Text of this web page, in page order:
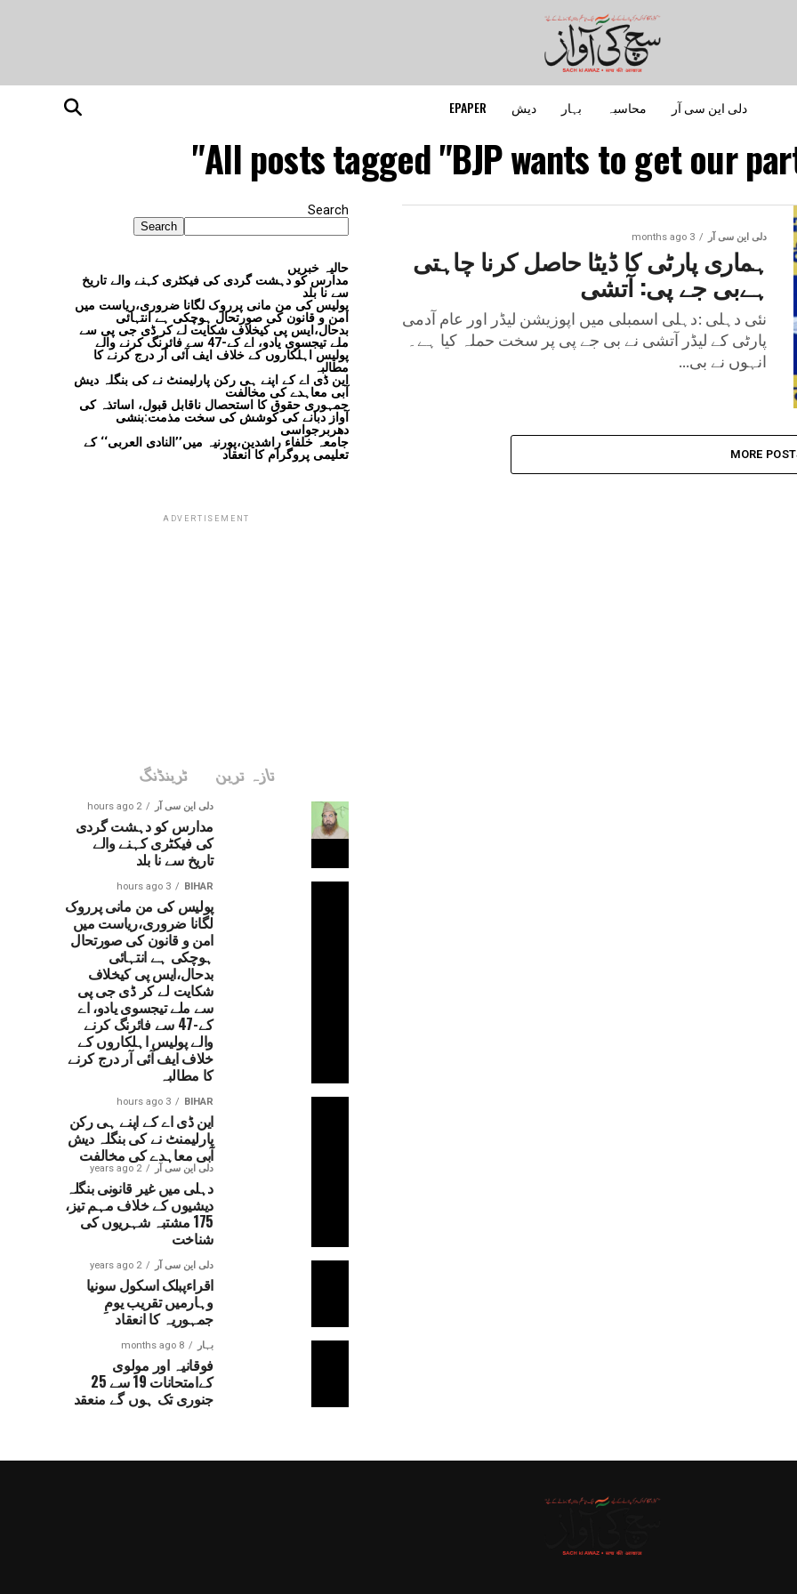
دلی این سی آر محاسبہ بہار دیش EPAPER
All posts tagged "BJP wants to get our
دلی این سی آر 3 months ago
ہماری پارٹی کا ڈیٹا حاصل کرنا چاہتی
ہےبی جے پی: آتشی
نئی دہلی :دہلی اسمبلی میں اپوزیشن لیڈر اور عام آدمی
پارٹی کے لیڈر آتشی نے بی جے پی پر سخت حملہ کیا ہے۔
انہوں نے بی...
MORE
Search
Search
حالیہ خبریں
مدارس کو دہشت گردی کی فیکٹری کہنے والے تاریخ
سے نا بلد
پولیس کی من مانی پرروک لگانا ضروری،ریاست میں
امن و قانون کی صورتحال ہوچکی ہے انتہائی
بدحال،ایس پی کیخلاف شکایت لے کر ڈی جی پی سے
ملے تیجسوی یادو، اے کے-47 سے فائرنگ کرنے والے
پولیس اہلکاروں کے خلاف ایف آئی آر درج کرنے کا
مطالبہ
این ڈی اے کے اپنے ہی رکن پارلیمنٹ نے کی بنگلہ دیش
آبی معاہدے کی مخالفت
جمہوری حقوق کا استحصال ناقابل قبول، اساتذہ کی
آواز دبانے کی کوشش کی سخت مذمت:بنشی
دھربرجواسی
جامعہ خلفاء راشدین،پورنیہ میں’’النادی العربی‘‘ کے
تعلیمی پروگرام کا انعقاد
ADVERTISEMENT
تازہ ترین ٹرینڈنگ
دلی این سی آر 2 hours ago
مدارس کو دہشت گردی
کی فیکٹری کہنے والے
تاریخ سے نا بلد
BIHAR
3 hours ago
پولیس کی من مانی پرروک
لگانا ضروری،ریاست میں
امن و قانون کی صورتحال
ہوچکی ہے انتہائی
بدحال،ایس پی کیخلاف
شکایت لے کر ڈی جی پی
سے ملے تیجسوی یادو، اے
کے-47 سے فائرنگ کرنے
والے پولیس اہلکاروں کے
خلاف ایف آئی آر درج کرنے
کا مطالبہ
BIHAR
3 hours ago
این ڈی اے کے اپنے ہی رکن
پارلیمنٹ نے کی بنگلہ دیش
آبی معاہدے کی مخالفت
دلی این سی آر 2 years ago
دہلی میں غیر قانونی بنگلہ
دیشیوں کے خلاف مہم تیز،
175 مشتبہ شہریوں کی
شناخت
دلی این سی آر 2 years ago
اقراءپبلک اسکول سونیا
وہارمیں تقریب یومِ
جمہوریہ کا انعقاد
بہار 8 months ago
فوقانیہ اور مولوی
کےامتحانات 19 سے 25
جنوری تک ہوں گے منعقد